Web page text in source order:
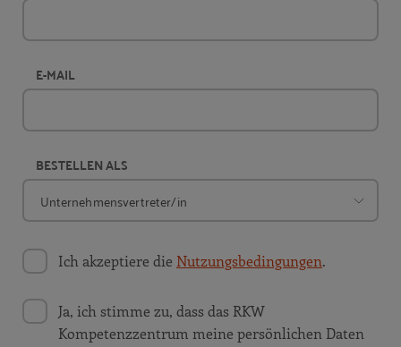
E-MAIL
BESTELLEN ALS
Ich akzeptiere die Nutzungsbedingungen.
Ja, ich stimme zu, dass das RKW
Kompetenzzentrum meine persönlichen Daten